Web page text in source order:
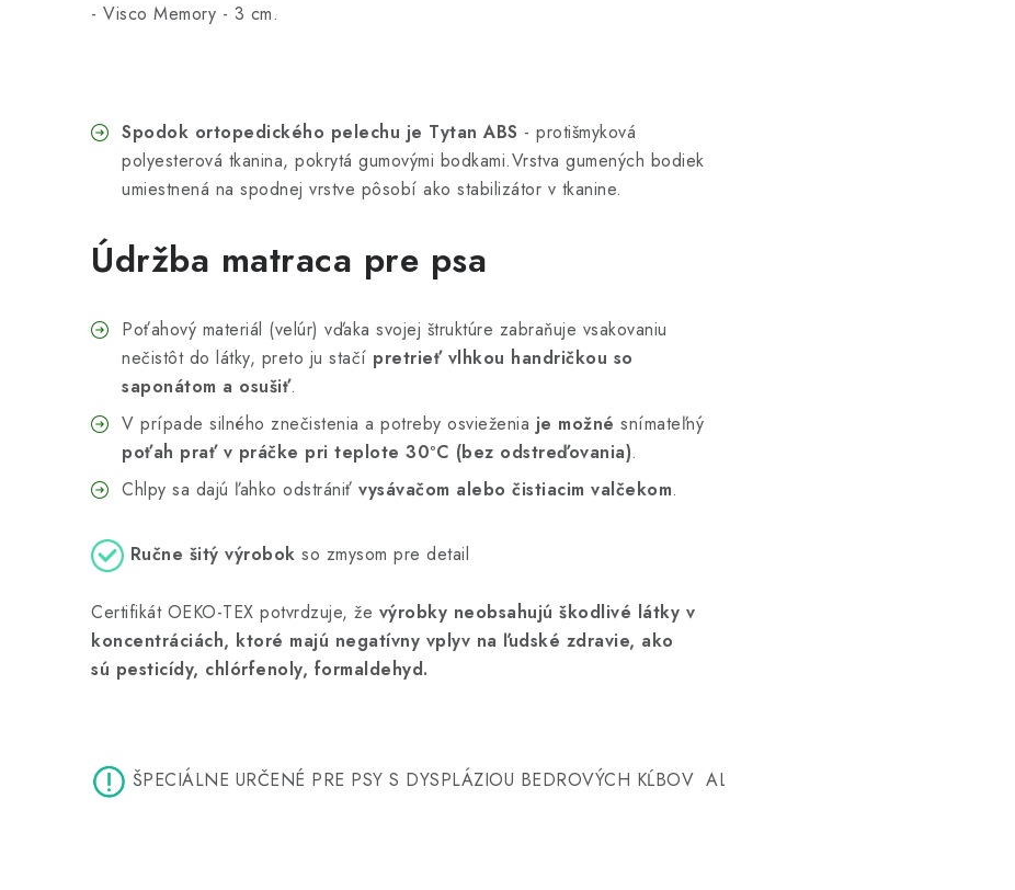
- Visco Memory - 3 cm.
Spodok ortopedického pelechu je Tytan ABS - protišmyková
polyesterová tkanina, pokrytá gumovými bodkami.Vrstva gumených bodiek
umiestnená na spodnej vrstve pôsobí ako stabilizátor v tkanine.
Údržba matraca pre psa
Poťahový materiál (velúr) vďaka svojej štruktúre zabraňuje vsakovaniu
nečistôt do látky, preto ju stačí pretrieť vlhkou handričkou so
saponátom a osušiť.
V prípade silného znečistenia a potreby osvieženia je možné snímateľný
poťah prať v práčke pri teplote 30ºC (bez odstreďovania).
Chlpy sa dajú ľahko odstrániť vysávačom alebo čistiacim valčekom.
Ručne šitý výrobok so zmysom pre detail
Certifikát OEKO-TEX potvrdzuje, že výrobky neobsahujú škodlivé látky v
koncentráciách, ktoré majú negatívny vplyv na ľudské zdravie, ako
sú pesticídy, chlórfenoly, formaldehyd.
ŠPECIÁLNE URČENÉ PRE PSY S DYSPLÁZIOU BEDROVÝCH KĹBOV  ALEBO GENETICKY VYSTAVENÉ